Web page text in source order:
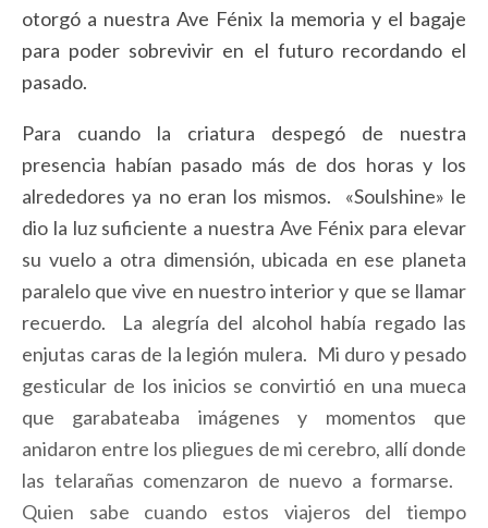
otorgó a nuestra Ave Fénix la memoria y el bagaje
para poder sobrevivir en el futuro recordando el
pasado.
Para cuando la criatura despegó de nuestra
presencia habían pasado más de dos horas y los
alrededores ya no eran los mismos. «Soulshine» le
dio la luz suficiente a nuestra Ave Fénix para elevar
su vuelo a otra dimensión, ubicada en ese planeta
paralelo que vive en nuestro interior y que se llamar
recuerdo. La alegría del alcohol había regado las
enjutas caras de la legión mulera. Mi duro y pesado
gesticular de los inicios se convirtió en una mueca
que garabateaba imágenes y momentos que
anidaron entre los pliegues de mi cerebro, allí donde
las telarañas comenzaron de nuevo a formarse.
Quien sabe cuando estos viajeros del tiempo